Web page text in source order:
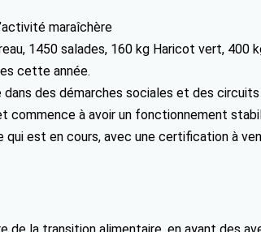
maraîchère
1450 salades, 160 kg Haricot vert, 400
cette année.
dans des démarches sociales et des
à avoir un fonctionnement
est en cours, avec une certification à